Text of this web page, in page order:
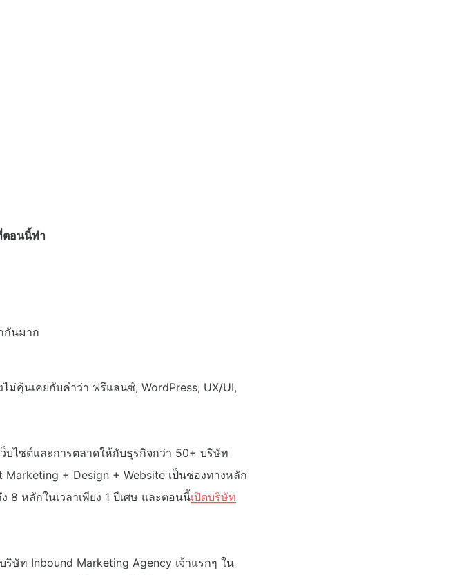
ตอนนี้ทำ
กันมาก
คุ้นเคยกับคำว่า ฟรีแลนซ์, WordPress, UX/UI,
บไซต์และการตลาดให้กับธุรกิจกว่า 50+ บริษัท
+ Design + Website เป็นช่องทางหลัก
8 หลักในเวลาเพียง 1 ปีเศษ และตอนนี้เปิดบริษัท
ษัท Inbound Marketing Agency เจ้าแรกๆ ใน